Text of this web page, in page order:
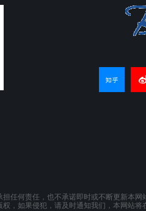
任何责任，也不承诺即时或不断更新本网
，如果侵犯，请及时通知我们，本网站将